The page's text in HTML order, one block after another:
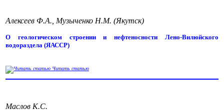
Алексеев Ф.А., Музыченко Н.М. (Якутск)
О геологическом строении и нефтеносности Лено-Вилюйского
водораздела (ЯАССР)
Читать статью
Маслов К.С.